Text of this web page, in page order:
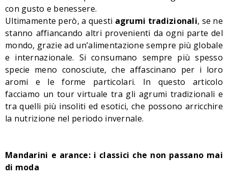
con gusto e benessere.
Ultimamente però, a questi agrumi tradizionali, se ne
stanno affiancando altri provenienti da ogni parte del
mondo, grazie ad un’alimentazione sempre più globale
e internazionale. Si consumano sempre più spesso
specie meno conosciute, che affascinano per i loro
aromi e le forme particolari. In questo articolo
facciamo un tour virtuale tra gli agrumi tradizionali e
tra quelli più insoliti ed esotici, che possono arricchire
la nutrizione nel periodo invernale.
Mandarini e arance: i classici che non passano mai
di moda